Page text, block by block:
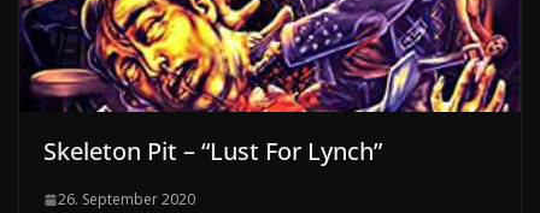
Skeleton Pit – “Lust For Lynch”
26. September 2020